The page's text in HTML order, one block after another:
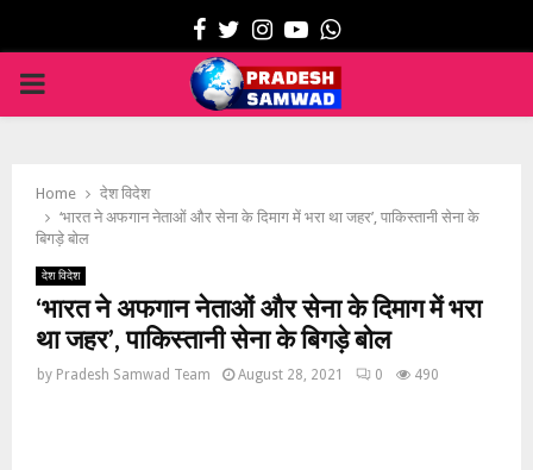
Facebook
Twitter
Instagram
Youtube
Whatsapp
PRIMARY
Home
देश विदेश
‘भारत ने अफगान नेताओं और सेना के दिमाग में भरा था जहर’, पाकिस्तानी सेना के
बिगड़े बोल
देश विदेश
‘भारत ने अफगान नेताओं और सेना के दिमाग में भरा
था जहर’, पाकिस्तानी सेना के बिगड़े बोल
by Pradesh Samwad Team August 28, 2021 0 490